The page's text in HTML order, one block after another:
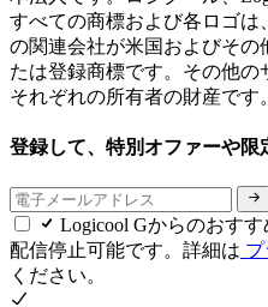
すべての商標および各ロゴは
の関連会社が米国およびその
たは登録商標です。その他の
それぞれの所有者の財産です
登録して、特別オファーや限
Logicool Gからのおす
配信停止可能です。詳細は
ください。